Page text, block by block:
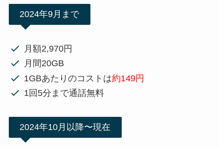
2024年9月まで
月額2,970円
月間20GB
1GBあたりのコストは約149円
1回5分まで通話無料
2024年10月以降〜現在